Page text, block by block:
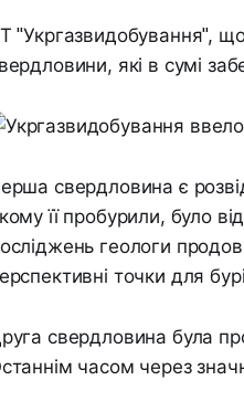
"Укргазвидобування",
які в сумі
свердловина є
її пробурили, було
геологи
точки для
свердловина була
часом через